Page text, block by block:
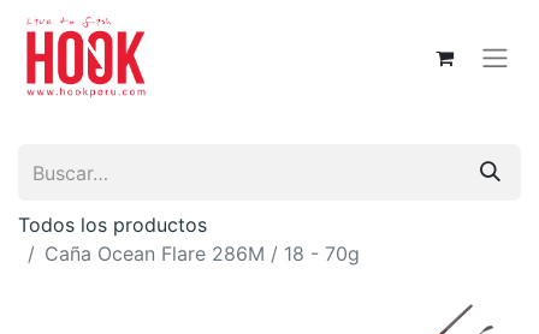
Todos los productos
Caña Ocean Flare 286M / 18 - 70g